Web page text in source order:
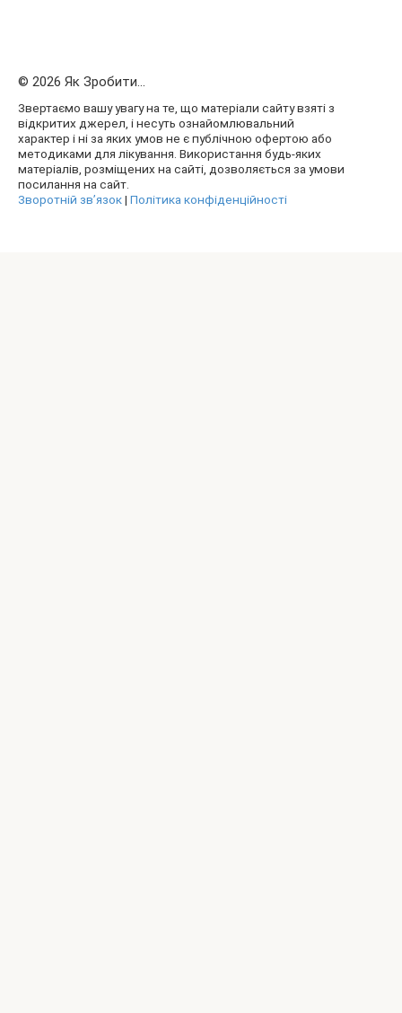
© 2026 Як Зробити...
Звертаємо вашу увагу на те, що матеріали сайту взяті з
відкритих джерел, і несуть ознайомлювальний
характер і ні за яких умов не є публічною офертою або
методиками для лікування. Використання будь-яких
матеріалів, розміщених на сайті, дозволяється за умови
посилання на сайт.
Зворотній зв’язок| Політика конфіденційності